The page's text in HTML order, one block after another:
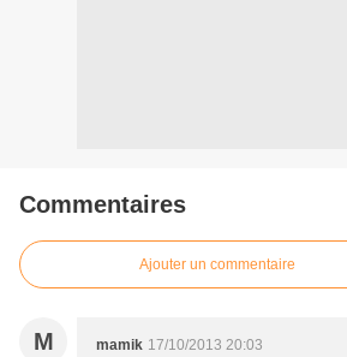
Commentaires
Ajouter un commentaire
M mamik 17/10/2013 20:03